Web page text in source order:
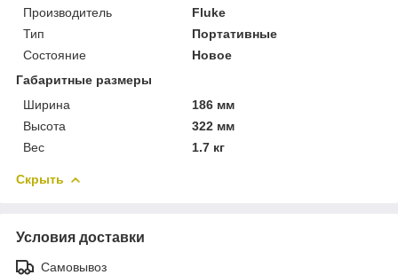
Производитель
Fluke
Тип
Портативные
Состояние
Новое
Габаритные размеры
Ширина
186 мм
Высота
322 мм
Вес
1.7 кг
Скрыть
Условия доставки
Самовывоз